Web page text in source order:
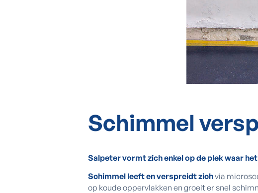
Schimmel
Salpeter vormt zich enkel op de plek waar
Schimmel leeft en verspreidt zichvia
op koude oppervlakken en groeit er snel